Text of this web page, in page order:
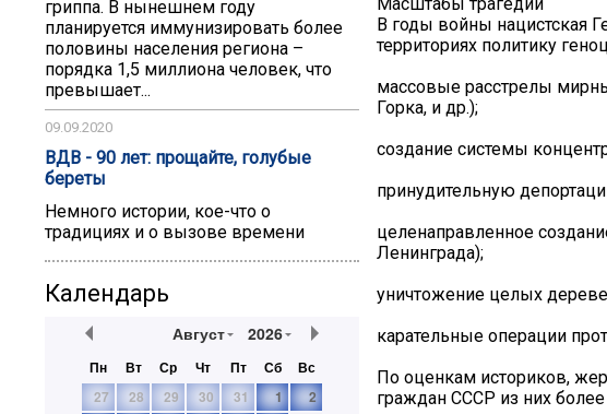
гриппа. В нынешнем году
планируется иммунизировать более
половины населения региона –
порядка 1,5 миллиона человек, что
превышает...
09.09.2020
ВДВ - 90 лет: прощайте, голубые
береты
Немного истории, кое-что о
традициях и о вызове времени
Календарь
Август 2026
Пн Вт Ср Чт Пт Сб
Вс
27
28 29 30 31 1
2
В годы войны нацистская
территориях политику
массовые расстрелы
Горка, и др.);
создание системы
принудительную
целенаправленное
Ленинграда);
уничтожение целых
карательные операции
По оценкам историков,
граждан СССР из них